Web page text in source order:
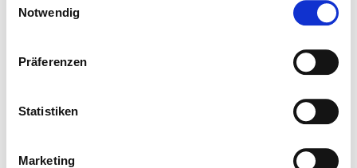
Notwendig
Präferenzen
Statistiken
Marketing